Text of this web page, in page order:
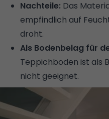
Nachteile: Das
empfindlich auf
droht.
Als Bodenbelag für
Teppichboden ist als
nicht geeignet.